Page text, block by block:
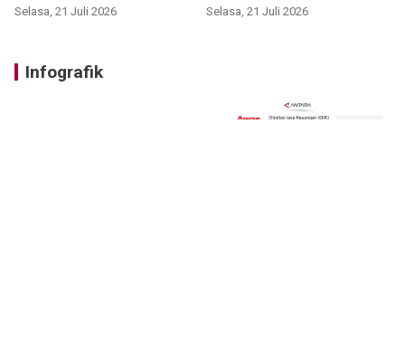
Selasa, 21 Juli 2026 Selasa, 21 Juli 2026
Infografik